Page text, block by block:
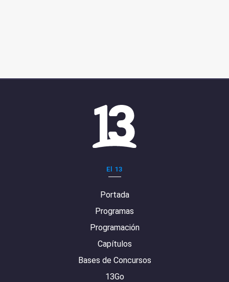
El 13
Portada
Programas
Programación
Capítulos
Bases de Concursos
13Go